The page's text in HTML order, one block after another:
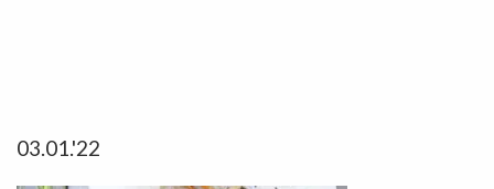
03.01.'22